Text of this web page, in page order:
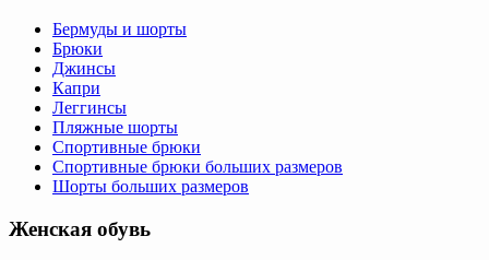
Бермуды и шорты
Брюки
Джинсы
Капри
Леггинсы
Пляжные шорты
Спортивные брюки
Спортивные брюки больших размеров
Шорты больших размеров
Женская обувь